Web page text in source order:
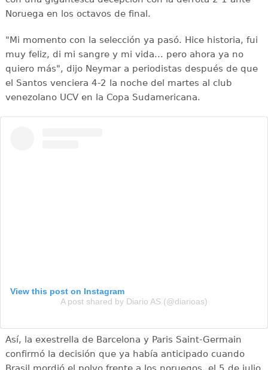
Noruega en los octavos de final.
"Mi momento con la selección ya pasó. Hice historia, fui
muy feliz, di mi sangre y mi vida... pero ahora ya no
quiero más", dijo Neymar a periodistas después de que
el Santos venciera 4-2 la noche del martes al club
venezolano UCV en la Copa Sudamericana.
View this post on Instagram
A post shared by Diario AS (@diarioas)
Así, la exestrella de Barcelona y Paris Saint-Germain
confirmó la decisión que ya había anticipado cuando